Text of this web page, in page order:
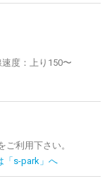
度：上り150〜
ご利用下さい。
「s-park」へ